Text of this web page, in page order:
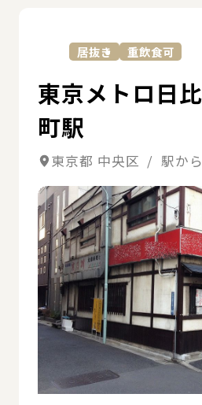
居抜き 重飲食可
東京メトロ日
町駅
東京都 中央区 / 駅か